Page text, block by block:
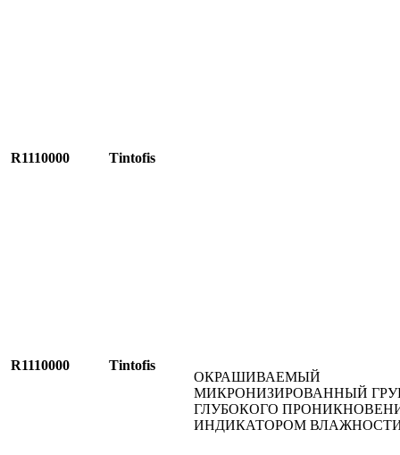
R1110000 Tintofis
ОКРАШИВАЕМЫЙ
МИКРОНИЗИРОВАННЫЙ
ГЛУБОКОГО
ИНДИКАТОРОМ
R1110000 Tintofis